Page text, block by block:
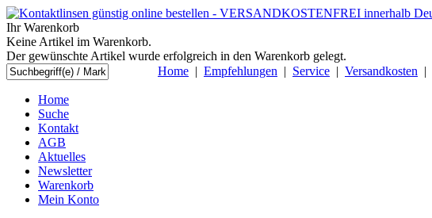
Ihr Warenkorb
Keine Artikel im Warenkorb.
Der gewünschte Artikel wurde erfolgreich in den Warenkorb gelegt.
Home | Empfehlungen | Service | Versandkosten |
Home
Suche
Kontakt
AGB
Aktuelles
Newsletter
Warenkorb
Mein Konto